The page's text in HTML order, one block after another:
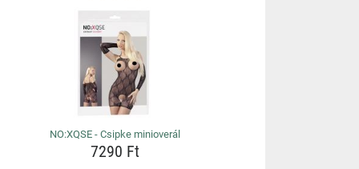
NO:XQSE - Csipke minioverál
7290 Ft